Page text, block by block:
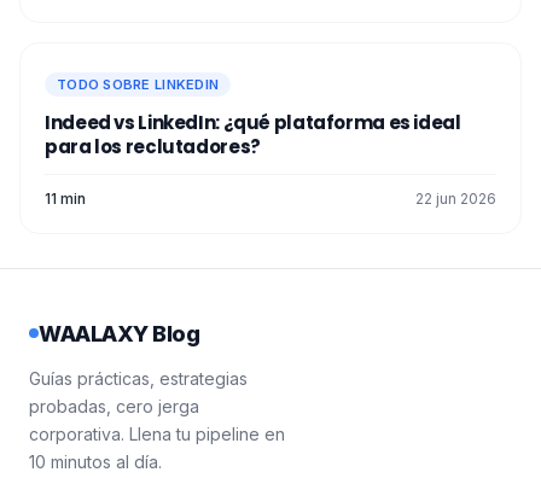
TODO SOBRE LINKEDIN
Indeed vs LinkedIn: ¿qué plataforma es ideal
para los reclutadores?
11 min 22 jun 2026
WAALAXY Blog
Guías prácticas, estrategias
probadas, cero jerga
corporativa. Llena tu pipeline en
10 minutos al día.